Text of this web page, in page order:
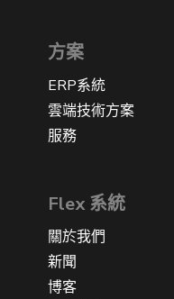
方案
ERP系統
雲端技術方案
服務
Flex 系統
關於我們
新聞
博客